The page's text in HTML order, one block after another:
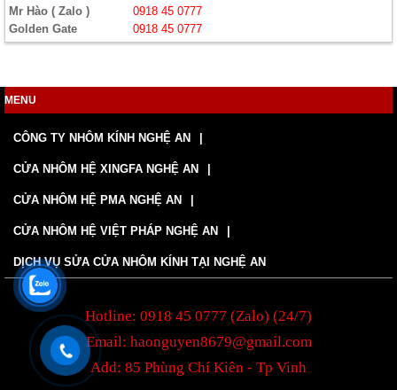
Mr Hào ( Zalo )
0918 45 0777
Golden Gate
0918 45 0777
MENU
CÔNG TY NHÔM KÍNH NGHỆ AN
CỬA NHÔM HỆ XINGFA NGHỆ AN
CỬA NHÔM HỆ PMA NGHỆ AN
CỬA NHÔM HỆ VIỆT PHÁP NGHỆ AN
DỊCH VỤ SỬA CỬA NHÔM KÍNH TẠI NGHỆ AN
Hotline: 0918 45 0777 (Zalo) (24/7)
Email: haonguyen8679@gmail.com
Add: 85 Phùng Chí Kiên - Tp Vinh